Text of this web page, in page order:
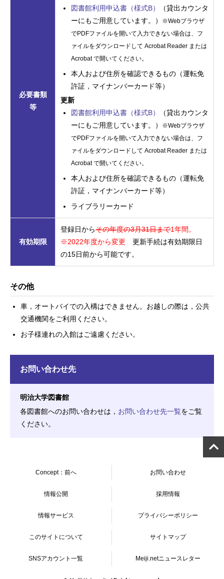
必要書類
等
図書館利用申込書（様式B）
（貸出カウンタ
ーにもご用意しています。）
※Webブラウザ
でPDFファイルを開いて入力できない場合は、フ
ァイルをダウンロードして Acrobat Reader または
Acrobat で開いてください。
本人および住所を確認できるもの（運転免
許証， マイナンバーカード等）
更新
図書館利用申込書（様式B）
（貸出カウンタ
ーにもご用意しています。）
※Webブラウザ
でPDFファイルを開いて入力できない場合は、フ
ァイルをダウンロードして Acrobat Reader または
Acrobat で開いてください。
本人および住所を確認できるもの（運転免
許証， マイナンバーカード等）
ライブラリーカード
有効期限
登録日からその年度の3月31日まで1年間。
※2022年度から変更 更新手続は有効期限日
の15日前から可能です。
その他
車，オートバイでの入構はできません。お越しの際は，公共
交通機関をご利用ください。
お子様連れの入館はご遠慮ください。
お問い合わせ先
明治大学図書館
各図書館へのお問い合わせは， お問い合わせ先一覧をご覧
ください。
Concept：前へ お問い合わせ
情報公開 採用情報
情報サービス プライバシーポリシー
このサイトについて サイトマップ
SNSアカウント一覧 Meiji.netニュースレター